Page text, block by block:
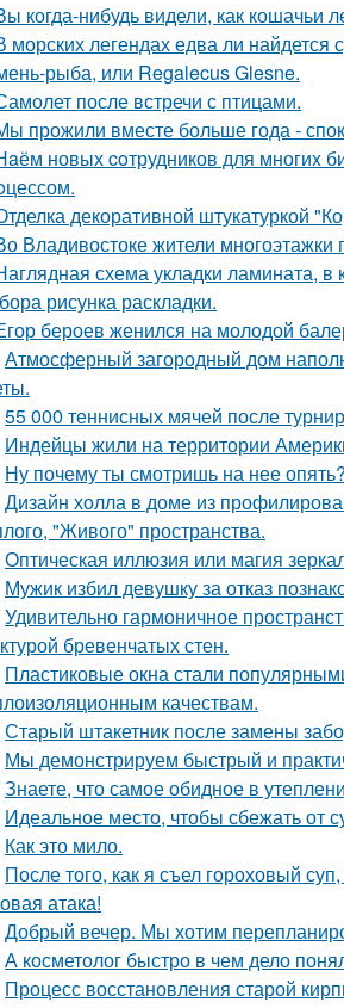
когда-нибудь видели, как кошачьи
морских легендах едва ли
рыба, или Regalecus Glesne.
после встречи с птицами.
прожили вместе больше года -
новых coтрудников для многиx
декоративной штукатуркой
Владивостоке жители
схема укладки ламината, в
рисунка раскладки.
бероев женился на молодой
Атмосферный загородный дом
55 000 теннисных мячей после
Индейцы жили на территории
Ну почему ты смотришь на нее опять?
Дизайн холла в доме из
"Живого" пространства.
Оптическая иллюзия или магия
Мужик избил девушку за отказ
Удивительно гармоничное
бревенчатых стен.
Пластиковые окна стали
качествам.
Старый штакетник после замены
Мы демонстрируем быстрый и
Знаете, что самое обидное в
Идеальное место, чтобы сбежать от
Как это мило.
После того, как я съел гороховый
атака!
Добрый вечер. Мы хотим
А косметолог быстро в чем дело
Процесс восстановления старой